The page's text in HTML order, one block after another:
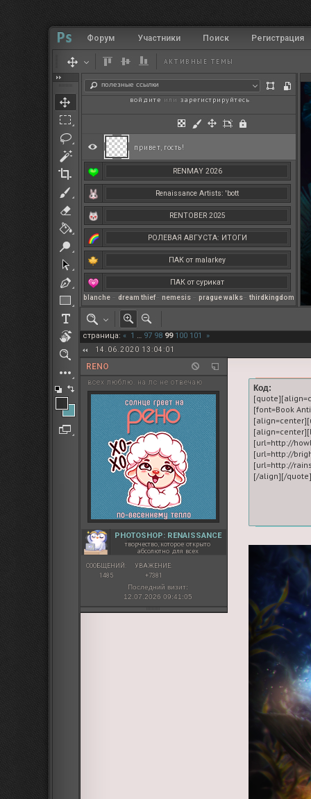
RENMAY 2026
Renaissance Artists: 'bott
RENTOBER 2025
РОЛЕВАЯ АВГУСТА: ИТОГИ
ПАК от malarkey
ПАК от сурикат
РЕНМАЙ
полезные ссылки
blanche – dream thief– nemesis – prague walks– thirdkingdom
Форум Участники Поиск Регистрация
АКТИВНЫЕ ТЕМЫ
привет, гость!
войдите или зарегистрируйтесь
страница: « 1 … 97 98 99 100 101 »
14.06.2020 13:04:01
RENO
всех люблю. на лс не отвечаю
PHOTOSHOP: RENAISSANCE
творчество, которое открыто
абсолютно для всех
СООБЩЕНИЙ:
1485
УВАЖЕНИЕ:
+7381
Последний визит:
12.07.2026 09:41:05
Код:
[font=Book
[url=http://
[url=http://
[url=http://